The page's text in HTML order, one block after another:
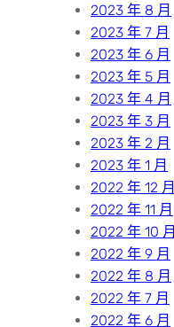
2023 年 8 月
2023 年 7 月
2023 年 6 月
2023 年 5 月
2023 年 4 月
2023 年 3 月
2023 年 2 月
2023 年 1 月
2022 年 12 月
2022 年 11 月
2022 年 10 月
2022 年 9 月
2022 年 8 月
2022 年 7 月
2022 年 6 月